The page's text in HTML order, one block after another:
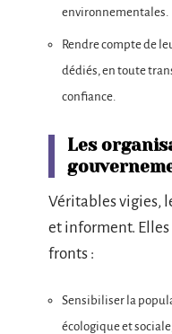
environnementales.
Rendre compte de
dédiés, en toute
confiance.
Les
Véritables vigies,
et informent.
fronts :
Sensibiliser la
écologique et